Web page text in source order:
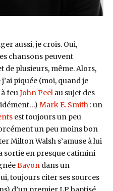
aussi, je crois. Oui,
chansons peuvent
de plusieurs, même. Alors,
piquée (moi, quand je
feuJohn Peelau sujet des
Mark E. Smith: un
est toujours un peu
un peu moins bon
Milton Walsh s’amuse à lui
sortie en presque catimini
Bayondans un
toujours citer ses sources